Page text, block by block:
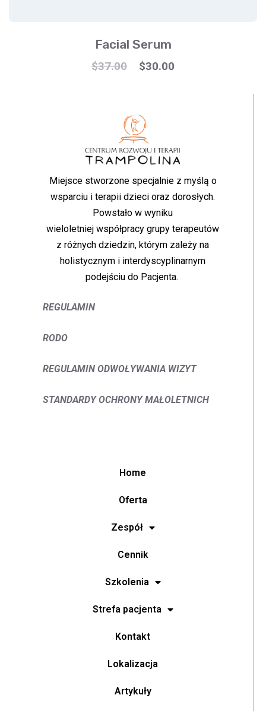
Facial Serum
$37.00 $30.00
Miejsce stworzone specjalnie z myślą o
wsparciu i terapii dzieci oraz dorosłych.
Powstało w wyniku
wieloletniej współpracy grupy terapeutów
z różnych dziedzin, którym zależy na
holistycznym i interdyscyplinarnym
podejściu do Pacjenta.
REGULAMIN
RODO
REGULAMIN ODWOŁYWANIA WIZYT
STANDARDY OCHRONY MAŁOLETNICH
Home
Oferta
Zespół
Cennik
Szkolenia
Strefa pacjenta
Kontakt
Lokalizacja
Artykuły